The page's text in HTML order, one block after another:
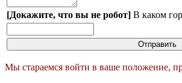
[Докажите, что вы не робот] В каком
Мы стараемся войти в ваше положение,